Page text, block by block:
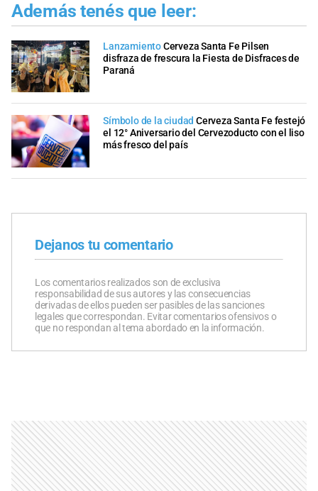
Además tenés que leer:
LanzamientoCerveza Santa Fe Pilsen
disfraza de frescura la Fiesta de Disfraces de
Paraná
Símbolo de la ciudad Cerveza Santa Fe festejó
el 12° Aniversario del Cervezoducto con el liso
más fresco del país
Dejanos tu comentario
Los comentarios realizados son de exclusiva
responsabilidad de sus autores y las consecuencias
derivadas de ellos pueden ser pasibles de las sanciones
legales que correspondan. Evitar comentarios ofensivos o
que no respondan al tema abordado en la información.